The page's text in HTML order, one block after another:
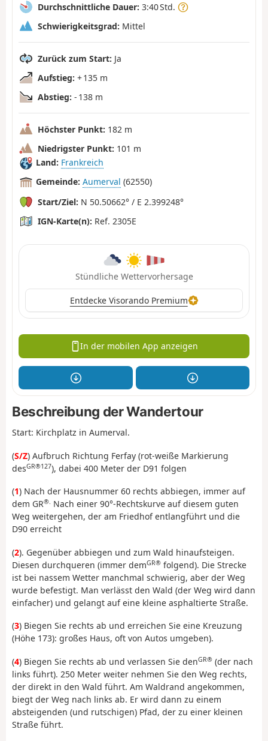
Durchschnittliche Dauer: 3:40 Std.
Schwierigkeitsgrad: Mittel
Zurück zum Start: Ja
Aufstieg: + 135 m
Abstieg: - 138 m
Höchster Punkt: 182 m
Niedrigster Punkt: 101 m
Land: Frankreich
Gemeinde: Aumerval (62550)
Start/Ziel: N 50.50662° / E 2.399248°
IGN-Karte(n): Ref. 2305E
Stündliche Wettervorhersage
Entdecke Visorando Premium
In der mobilen App anzeigen
Beschreibung der Wandertour
Start: Kirchplatz in Aumerval.
(S/Z) Aufbruch Richtung Ferfay (rot-weiße Markierung
desGR®127), dabei 400 Meter der D91 folgen
(1) Nach der Hausnummer 60 rechts abbiegen, immer auf
dem GR®. Nach einer 90°-Rechtskurve auf diesem guten
Weg weitergehen, der am Friedhof entlangführt und die
D90 erreicht
(2). Gegenüber abbiegen und zum Wald hinaufsteigen.
Diesen durchqueren (immer demGR® folgend). Die Strecke
ist bei nassem Wetter manchmal schwierig, aber der Weg
wurde befestigt. Man verlässt den Wald (der Weg wird dann
einfacher) und gelangt auf eine kleine asphaltierte Straße.
(3) Biegen Sie rechts ab und erreichen Sie eine Kreuzung
(Höhe 173): großes Haus, oft von Autos umgeben).
(4) Biegen Sie rechts ab und verlassen Sie denGR® (der nach
links führt). 250 Meter weiter nehmen Sie den Weg rechts,
der direkt in den Wald führt. Am Waldrand angekommen,
biegt der Weg nach links ab. Er wird dann zu einem
absteigenden (und rutschigen) Pfad, der zu einer kleinen
Straße führt.